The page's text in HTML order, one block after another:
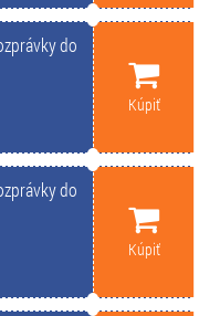
do
Kúpiť
do
Kúpiť